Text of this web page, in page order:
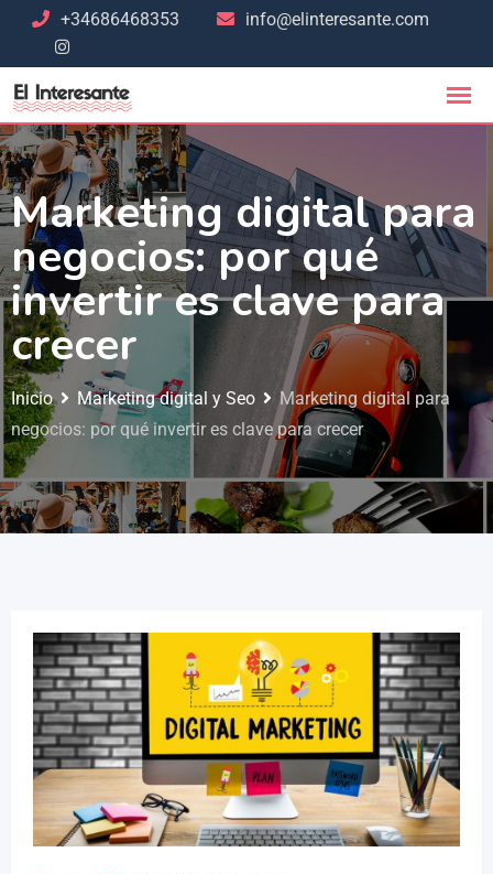
+34686468353 info@elinteresante.com
Marketing digital para
negocios: por qué
invertir es clave para
crecer
Inicio Marketing digital y Seo
Marketing digital para
negocios: por qué invertir es clave para crecer